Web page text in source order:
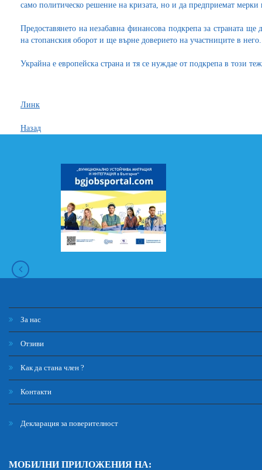
само политическо решение на кризата, но и да предприемат
Предоставянето на незабавна финансова подкрепа за страната
на стопанския оборот и ще върне доверието на участниците в него.
Украйна е европейска страна и тя се нуждае от подкрепа в този
Линк
Назад
За нас
Отзиви
Как да стана член ?
Контакти
Декларация за поверителност
МОБИЛНИ ПРИЛОЖЕНИЯ НА: